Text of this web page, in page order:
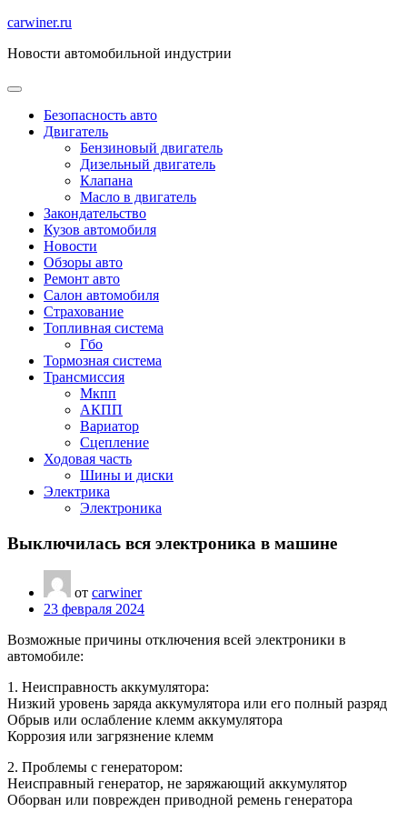
Перейти
содержимому
carwiner.ru
Новости автомобильной индустрии
Безопасность авто
Двигатель
Бензиновый двигатель
Дизельный двигатель
Клапана
Масло в двигатель
Закондательство
Кузов автомобиля
Новости
Обзоры авто
Ремонт авто
Салон автомобиля
Страхование
Топливная система
Гбо
Тормозная система
Трансмиссия
Мкпп
АКПП
Вариатор
Сцепление
Ходовая часть
Шины и диски
Электрика
Электроника
Выключилась вся электроника в машине
от carwiner
23 февраля 2024
Возможные причины отключения всей электроники в
автомобиле:
1. Неисправность аккумулятора:
Низкий уровень заряда аккумулятора или его полный разряд
Обрыв или ослабление клемм аккумулятора
Коррозия или загрязнение клемм
2. Проблемы с генератором:
Неисправный генератор, не заряжающий аккумулятор
Оборван или поврежден приводной ремень генератора